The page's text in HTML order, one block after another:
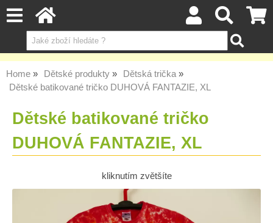
Home Dětské produkty
Dětská trička
Dětské batikované tričko DUHOVÁ FANTAZIE, XL
Dětské batikované tričko
DUHOVÁ FANTAZIE, XL
kliknutím zvětšíte